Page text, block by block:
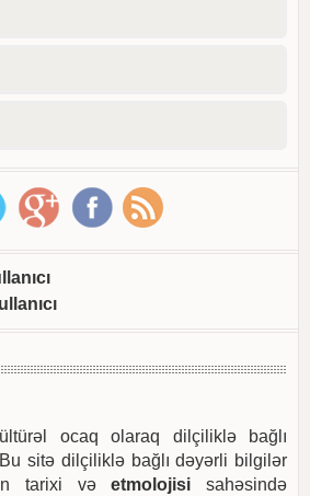
ocaq olaraq dilçiliklə bağlı
Bu sitə dilçiliklə bağlı dəyərli bilgilər
tarixi vəetmolojisi sahəsində